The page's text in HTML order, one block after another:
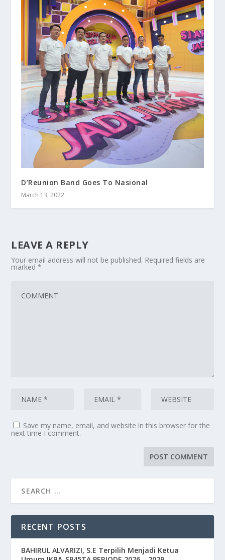
D’Reunion Band Goes To Nasional
March 13, 2022
LEAVE A REPLY
Your email address will not be published. Required fields are
marked*
Save my name, email, and website in this browser for the
next time I comment.
RECENT POSTS
BAHIRUL ALVARIZI, S.E Terpilih Menjadi Ketua